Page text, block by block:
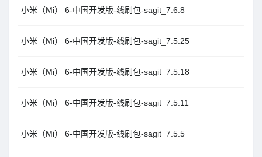
小米（Mi） 6-中国开发版-线刷包-sagit_7.6.8
小米（Mi） 6-中国开发版-线刷包-sagit_7.5.25
小米（Mi） 6-中国开发版-线刷包-sagit_7.5.18
小米（Mi） 6-中国开发版-线刷包-sagit_7.5.11
小米（Mi） 6-中国开发版-线刷包-sagit_7.5.5